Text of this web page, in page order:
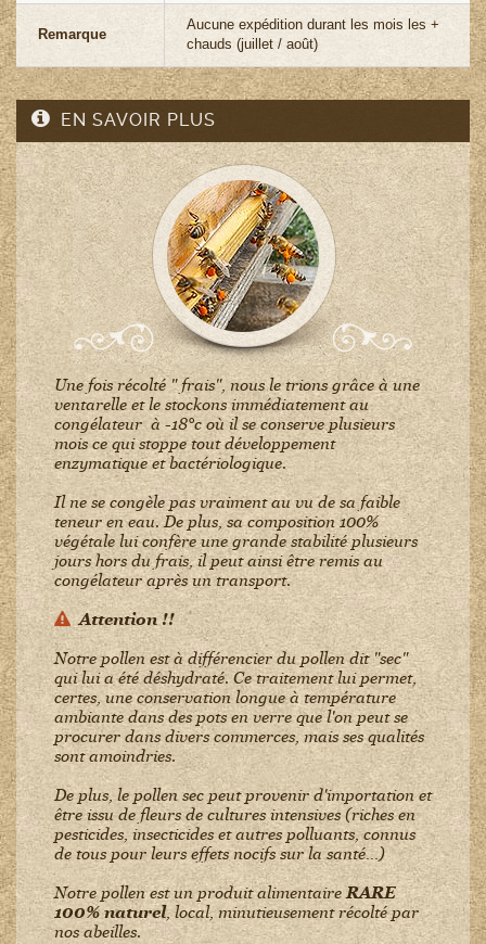
Remarque
Aucune expédition durant les mois les +
chauds (juillet / août)
EN SAVOIR PLUS
Une fois récolté " frais", nous le trions grâce à une
ventarelle et le stockons immédiatement au
congélateur à -18°c où il se conserve plusieurs
mois ce qui stoppe tout développement
enzymatique et bactériologique.
Il ne se congèle pas vraiment au vu de sa faible
teneur en eau. De plus, sa composition 100%
végétale lui confère une grande stabilité plusieurs
jours hors du frais, il peut ainsi être remis au
congélateur après un transport.
Attention !!
Notre pollen est à différencier du pollen dit "sec"
qui lui a été déshydraté. Ce traitement lui permet,
certes, une conservation longue à température
ambiante dans des pots en verre que l'on peut se
procurer dans divers commerces, mais ses qualités
sont amoindries.
De plus, le pollen sec peut provenir d'importation et
être issu de fleurs de cultures intensives (riches en
pesticides, insecticides et autres polluants, connus
de tous pour leurs effets nocifs sur la santé…)
Notre pollen est un produit alimentaireRARE
100% naturel, local, minutieusement récolté par
nos abeilles.